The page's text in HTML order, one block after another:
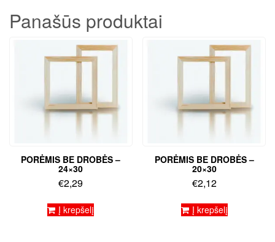
Panašūs produktai
PORĖMIS BE DROBĖS –
24×30
€2,29
Į krepšelį
PORĖMIS BE DROBĖS –
20×30
€2,12
Į krepšelį